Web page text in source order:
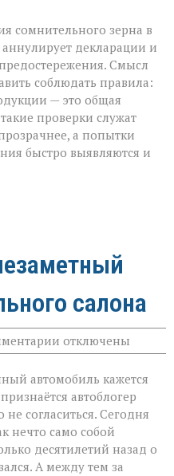
сомнительного зерна в
декларации и
Смысл
соблюдать правила:
— это общая
проверки служат
а попытки
быстро выявляются и
салона
к
записи
незаметный
герой
автомобильного
салона
отключены
автомобиль кажется
автоблогер
согласиться. Сегодня
нечто само собой
десятилетий назад о
А между тем за